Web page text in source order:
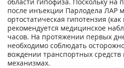
после инъекции Парлодела ЛАР
ортостатическая гипотензия
рекомендуется медицинское
часов. На протяжении первых
необходимо соблюдать
вождении транспортных средств
механизмах.